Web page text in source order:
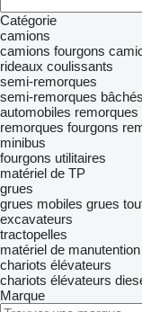
Catégorie
camions
camions fourgons
rideaux coulissants
semi-remorques
semi-remorques bâchés
automobiles remorques
remorques fourgons
minibus
fourgons utilitaires
matériel de TP
grues
grues mobiles grues
excavateurs
tractopelles
matériel de manutention
chariots élévateurs
chariots élévateurs
Marque